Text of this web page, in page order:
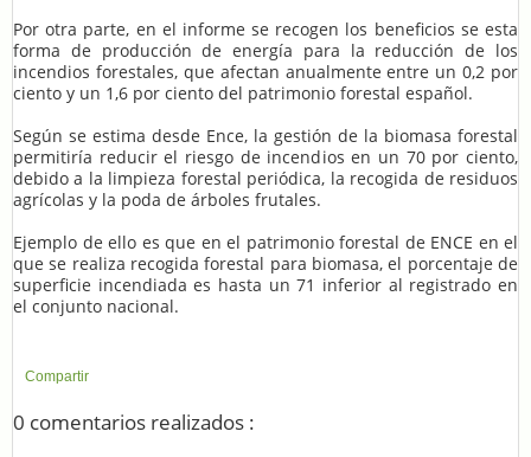
Por otra parte, en el informe se recogen los beneficios se esta
forma de producción de energía para la reducción de los
incendios forestales, que afectan anualmente entre un 0,2 por
ciento y un 1,6 por ciento del patrimonio forestal español.
Según se estima desde Ence, la gestión de la biomasa forestal
permitiría reducir el riesgo de incendios en un 70 por ciento,
debido a la limpieza forestal periódica, la recogida de residuos
agrícolas y la poda de árboles frutales.
Ejemplo de ello es que en el patrimonio forestal de ENCE en el
que se realiza recogida forestal para biomasa, el porcentaje de
superficie incendiada es hasta un 71 inferior al registrado en
el conjunto nacional.
Compartir
0 comentarios realizados :